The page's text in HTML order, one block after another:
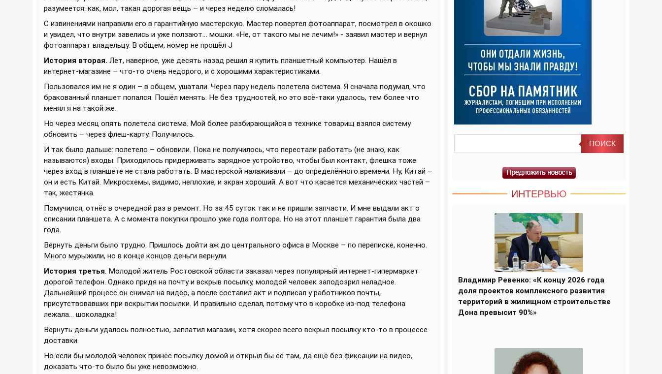
разумеется: как, мол, такая дорогая вещь – и через неделю сломалась!
С извинениями направили его в гарантийную мастерскую. Мастер повертел фотоаппарат, посмотрел в окошко
и увидел, что внутри завелись и уже ползают… мошки. «Не, от такого мы не лечим!» - заявил мастер и вернул
фотоаппарат владельцу. В общем, номер не прошёл J
История вторая. Лет, наверное, уже десять назад решил я купить планшетный компьютер. Нашёл в
интернет-магазине – что-то очень недорого, и с хорошими характеристиками.
Пользовался им не я один – в общем, ушатали. Через пару недель полетела система. Я сначала подумал, что
бракованный планшет попался. Пошёл менять. Не без трудностей, но это всё-таки удалось, тем более что
менял я на такой же.
Но через месяц опять полетела система. Мой более разбирающийся в технике товарищ взялся систему
обновить – через флеш-карту. Получилось.
И так было дальше: полетело – обновили. Пока не получилось, что перестали работать (не знаю, как
называются) входы. Приходилось придерживать зарядное устройство, чтобы был контакт, флешка тоже
через вход в планшете не стала работать. В мастерской налаживали – до определённого времени. Ну, Китай –
он и есть Китай. Микросхемы, видимо, неплохие, и экран хороший. А вот что касается механических частей –
так, жестянка.
Помучился, отнёс в очередной раз в ремонт. Но за 45 суток так и не пришли запчасти. И мне выдали акт о
списании планшета. А с момента покупки прошло уже года полтора. Но на этот планшет гарантия была два
года.
Вернуть деньги было трудно. Пришлось дойти аж до центрального офиса в Москве – по переписке, конечно.
Много мурыжили, но в конце концов деньги вернули.
История третья. Молодой житель Ростовской области заказал через популярный интернет-гипермаркет
дорогой телефон. Однако придя на почту и вскрыв посылку, молодой человек заподозрил неладное.
Дальнейший процесс он снимал на видео, а после составил акт и подписал у работников почты,
присутствовавших при вскрытии посылки. И правильно сделал, потому что в коробке из-под телефона
лежала… шоколадка!
Вернуть деньги удалось полностью, заплатил магазин, хотя скорее всего вскрыл посылку кто-то в процессе
доставки.
Но если бы молодой человек принёс посылку домой и открыл бы её там, да ещё без фиксации на видео,
доказать что-то было бы уже невозможно.
ИНТЕРВЬЮ
Владимир Ревенко: «К концу 2026 года
доля проектов комплексного развития
территорий в жилищном строительстве
Дона превысит 90%»